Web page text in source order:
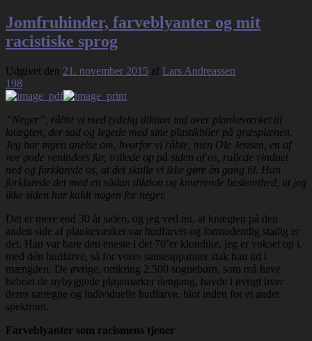
Jomfruhinder, farveblyanter og mit
racistiske sprog
Udgivet den 21. november 2015 af Lars Andreassen
198
”Neger”, råbte vi med tydelig diktion ind over plankeværket til
knægten, der sad og legede med sine plastikbiler på græsplænen.
Jeg har ingen anelse om, hvorfor vi råbte, men Ole Jensen, en af
vor gode veninders far, trillede op på siden af os, rullede vinduet
ned og forklarede os, at det skulle vi ikke gøre én gang til. Han
forklarede det med en sådan diktion og knurrende bestemthed, at jeg
ikke siden har kaldt nogen for neger.
Det er mere end 30 år siden, og jeg ved nu, at knægten på den
anden side af plankeværket var hudfarvet og formodentlig stadig er
det. Han var bare den eneste i det 70’er klondike, jeg er vokset op i,
med dén hudfarve, så for vores sanseapparater stak han ud i
mængden. De øvrige, omkring 2.500 sognebørn, som må have
beboet de nybyggede pløjemarker dengang, havde i øvrigt hver
deres særegne og individuelle hudfarve, blot inden for et andet
spektrum.
Farveblyanter som racismens tjener